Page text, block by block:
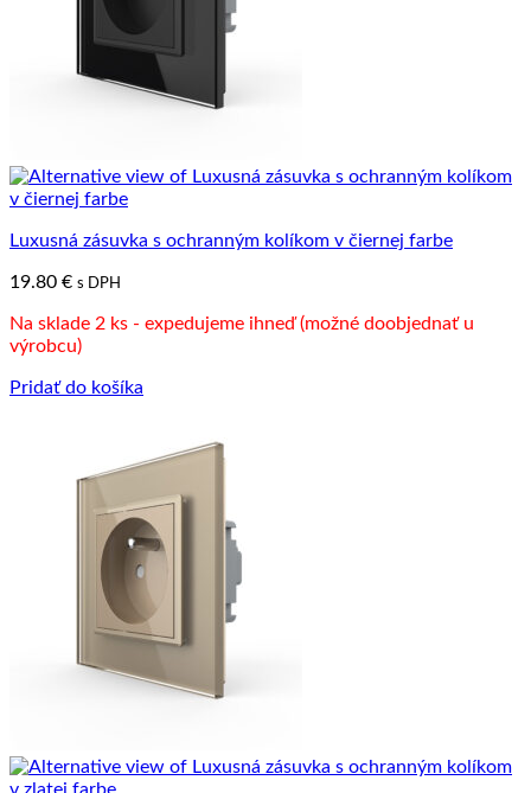
Luxusná zásuvka s ochranným kolíkom v čiernej farbe
19.80 € s DPH
Na sklade 2 ks - expedujeme ihneď (možné doobjednať u
výrobcu)
Pridať do košíka